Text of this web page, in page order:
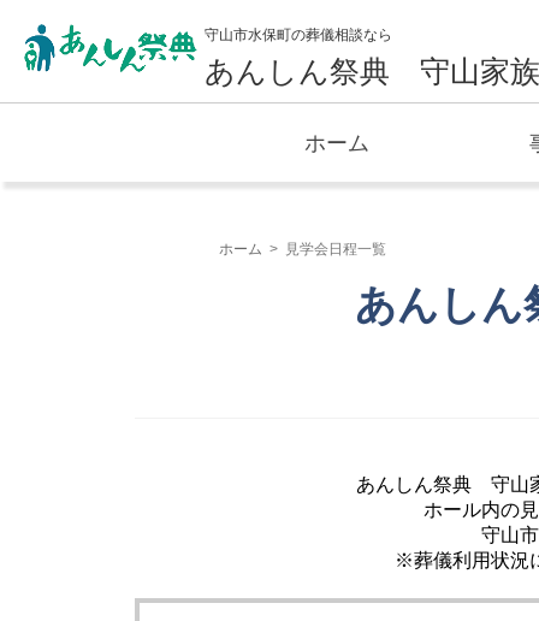
守山市水保町の葬儀相談なら
あんしん祭典 守山家
ホーム
ホーム 見学会日程一覧
あんし
あんしん祭典 守山
ホール内の
守山
※葬儀利用状況